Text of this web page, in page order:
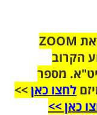
הצטרפו לקבוצת הוואטסאפ לקראת ZOOM
הקרוב
מספר
לחצו כאן>>
כאן >>